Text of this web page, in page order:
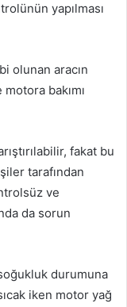
yapılması
olunan aracın
bakımı
fakat bu
tarafından
ve
da sorun
durumuna
iken motor yağ